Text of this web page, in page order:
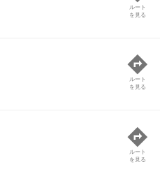
ルート
を見る
ルート
を見る
ルート
を見る